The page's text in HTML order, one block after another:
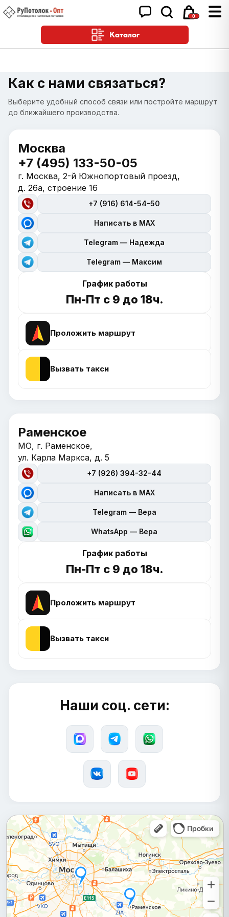
0
Каталог
Как с нами связаться?
Выберите удобный способ связи или постройте маршрут
до ближайшего производства.
Москва
+7 (495) 133-50-05
г. Москва, 2-й Южнопортовый проезд,
д. 26а, строение 16
+7 (916) 614-54-50
Написать в MAX
Telegram — Надежда
Telegram — Максим
График работы
Пн-Пт с 9 до 18ч.
Проложить маршрут
Вызвать такси
Раменское
МО, г. Раменское,
ул. Карла Маркса, д. 5
+7 (926) 394-32-44
Написать в MAX
Telegram — Вера
WhatsApp — Вера
График работы
Пн-Пт с 9 до 18ч.
Проложить маршрут
Вызвать такси
Наши соц. сети: